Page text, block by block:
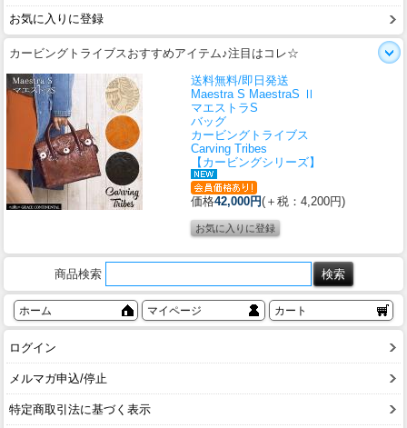
お気に入りに登録
カービングトライブスおすすめアイテム♪注目はコレ☆
送料無料/即日発送
Maestra S MaestraS Ⅱ
マエストラS
バッグ
カービングトライブス
Carving Tribes
【カービングシリーズ】
価格42,000円(＋税：4,200円)
商品検索
ホーム マイページ カート
ログイン
メルマガ申込/停止
特定商取引法に基づく表示